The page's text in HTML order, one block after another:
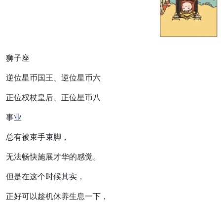
狮子座
逆位星币国王、逆位星币六
正位权杖皇后、正位星币八
事业
总有被束手束脚，
无法畅快施展才华的感觉。
但是在这个时候其实，
正好可以趁机休养生息一下，